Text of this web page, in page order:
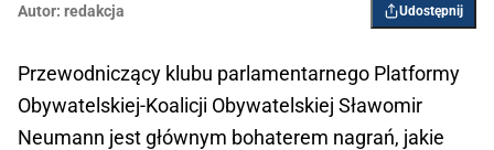
Autor: redakcja Udostępnij
Przewodniczący klubu parlamentarnego Platformy
Obywatelskiej-Koalicji Obywatelskiej Sławomir
Neumann jest głównym bohaterem nagrań, jakie